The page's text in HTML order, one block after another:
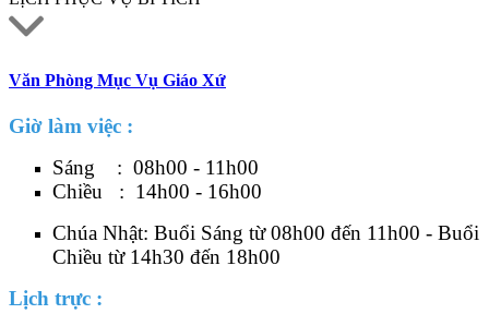
Văn Phòng Mục Vụ Giáo Xứ
Giờ làm việc :
Sáng : 08h00 - 11h00
Chiều : 14h00 - 16h00
Chúa Nhật: Buổi Sáng từ 08h00 đến 11h00 - Buổi
Chiều từ 14h30 đến 18h00
Lịch trực :